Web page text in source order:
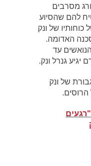
מסרבים
להם שהסיוע
של ונק
האדומה.
עד
גנרל ונק.
של ונק
הרוסים.